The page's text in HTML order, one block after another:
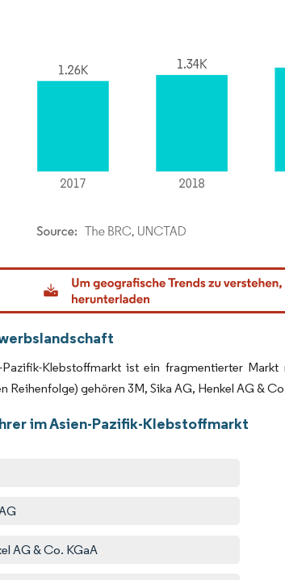
Intelligence. Wiederverwendung erfordert Namensnennung
Pazifik-Klebstoffmarkt ist ein fragmentierter
Reihenfolge) gehören 3M, Sika AG, Henkel AG &
im Asien-Pazifik-Klebstoffmarkt
AG & Co. KGaA